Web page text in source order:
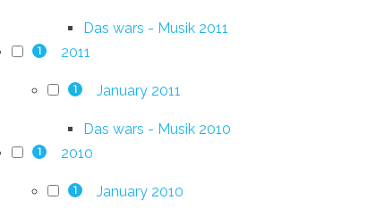
Das wars - Musik 2011
1 2011
1 January 2011
Das wars - Musik 2010
1 2010
1 January 2010